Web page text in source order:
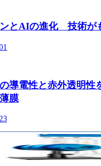
ンとAIの進化 技術が
導電性と赤外透明性
膜